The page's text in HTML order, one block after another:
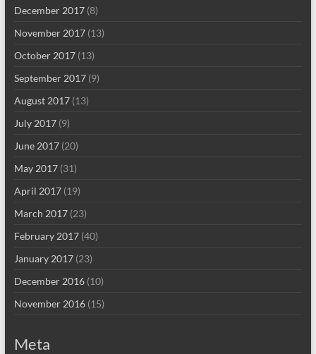
December 2017(8)
November 2017(13)
October 2017(13)
September 2017(9)
August 2017(13)
July 2017(9)
June 2017(20)
May 2017(31)
April 2017(19)
March 2017(23)
February 2017(40)
January 2017(23)
December 2016(10)
November 2016(15)
Meta